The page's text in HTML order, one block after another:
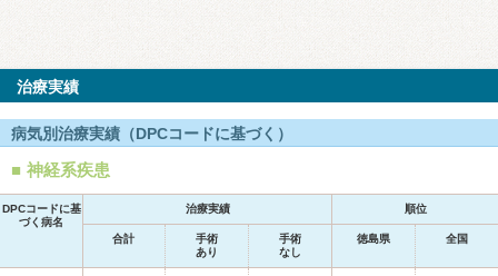
治療実績
病気別治療実績（DPCコードに基づく）
神経系疾患
DPCコードに基
づく病名
治療実績 順位
合計
手術
あり
手術
なし
徳島県 全国